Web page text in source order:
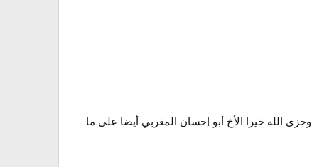
الله خيرا الأخ أبو إحسان المغربي أيضا على ما